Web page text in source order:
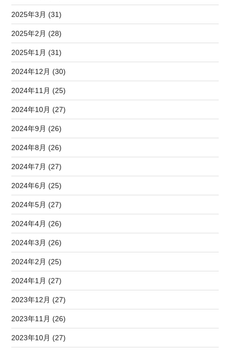
2025年3月 (31)
2025年2月 (28)
2025年1月 (31)
2024年12月 (30)
2024年11月 (25)
2024年10月 (27)
2024年9月 (26)
2024年8月 (26)
2024年7月 (27)
2024年6月 (25)
2024年5月 (27)
2024年4月 (26)
2024年3月 (26)
2024年2月 (25)
2024年1月 (27)
2023年12月 (27)
2023年11月 (26)
2023年10月 (27)